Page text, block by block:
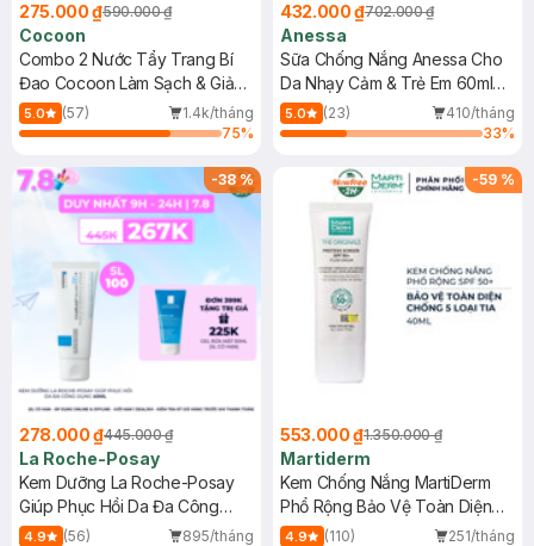
275.000 ₫590.000 ₫
Cocoon
Combo 2 Nước Tẩy Trang Bí
Đao Cocoon Làm Sạch & Giảm
Dầu 500ml
5.0 (57)
1.4k/tháng
75%
432.000 ₫702.000 ₫
Anessa
Sữa Chống Nắng Anessa Cho
Da Nhạy Cảm & Trẻ Em 60ml
(Mới)
5.0 (23)
410/tháng
33%
-38%
278.000 ₫445.000 ₫
La Roche-Posay
Kem Dưỡng La Roche-Posay
Giúp Phục Hồi Da Đa Công
Dụng 40ml
4.9 (56)
895/tháng
-59 %
553.000 ₫1.350.000 ₫
Martiderm
Kem Chống Nắng MartiDerm
Phổ Rộng Bảo Vệ Toàn Diện
40ml
4.9 (110)
251/tháng